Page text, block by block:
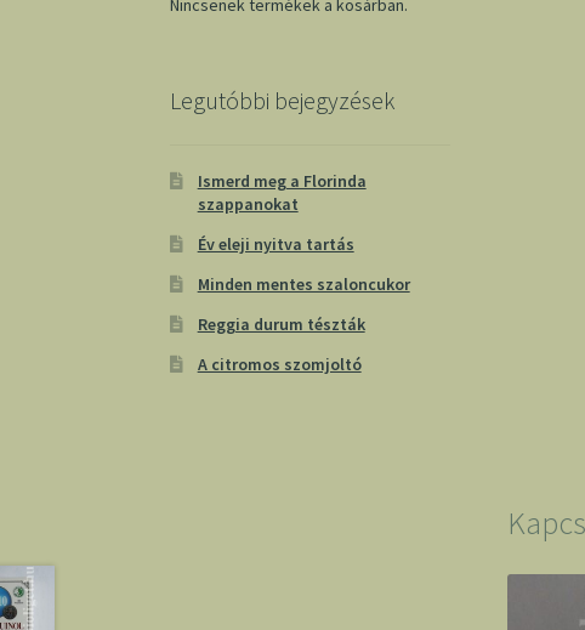
Nincsenek termékek a kosárban.
Legutóbbi bejegyzések
Ismerd meg a Florinda
szappanokat
Év eleji nyitva tartás
Minden mentes szaloncukor
Reggia durum tészták
A citromos szomjoltó